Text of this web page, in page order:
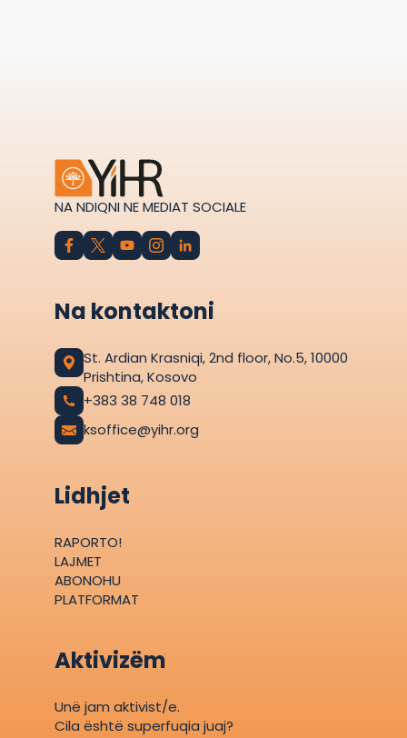
NA NDIQNI NE MEDIAT SOCIALE
Na kontaktoni
St. Ardian Krasniqi, 2nd floor, No.5, 10000
Prishtina, Kosovo
+383 38 748 018
ksoffice@yihr.org
Lidhjet
RAPORTO!
LAJMET
ABONOHU
PLATFORMAT
Aktivizëm
Unë jam aktivist/e.
Cila është superfuqia juaj?